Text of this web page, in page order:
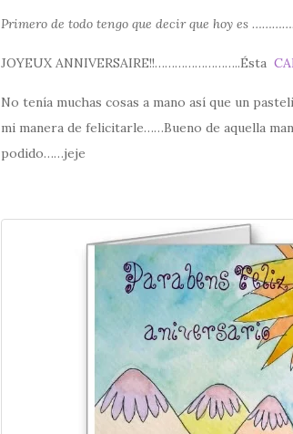
Primero de todo tengo que decir que hoy es
JOYEUX ANNIVERSAIRE!!……………………..Ésta
No tenía muchas cosas a mano así que un
mi manera de felicitarle……Bueno de aquella
podido……jeje